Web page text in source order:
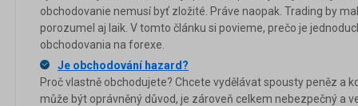
obchodovanie nemusí byť zložité. Práve naopak. Trading by
porozumel aj laik. V tomto článku si povieme, prečo je
obchodovania na forexe.
Je obchodování hazard?
Proč vlastně obchodujete? Chcete vydělávat spousty peněz a
může být oprávněný důvod, je zároveň celkem nebezpečný a